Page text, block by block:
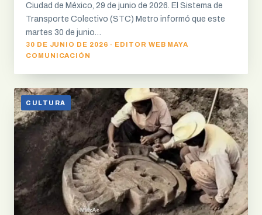
Ciudad de México, 29 de junio de 2026. El Sistema de
Transporte Colectivo (STC) Metro informó que este
martes 30 de junio…
30 DE JUNIO DE 2026 · EDITOR WEB MAYA
COMUNICACIÓN
CULTURA